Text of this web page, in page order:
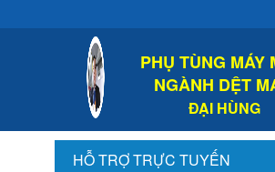
PHỤ TÙNG MÁY
NGÀNH DỆT
ĐẠI HÙNG
HỖ TRỢ TRỰC TUYẾN